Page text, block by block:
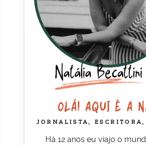
OLÁ! AQUI É A
JORNALISTA, ESCRITORA,
Há 12 anos eu viajo o